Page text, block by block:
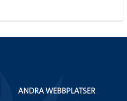
ANDRA WEBBPLATSER